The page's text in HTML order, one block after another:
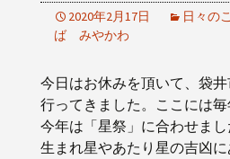
2020年2月17日 日々の
ば みやかわ
今日はお休みを頂いて、袋
行ってきました。ここには毎
今年は「星祭」に合わせま
生まれ星やあたり星の吉凶に